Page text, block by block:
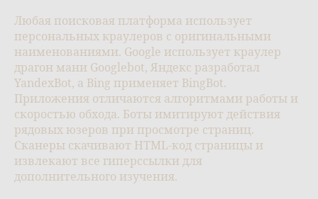
Любая поисковая платформа использует
персональных краулеров с оригинальными
наименованиями. Google использует краулер
драгон мани Googlebot, Яндекс разработал
YandexBot, а Bing применяет BingBot.
Приложения отличаются алгоритмами работы и
скоростью обхода. Боты имитируют действия
рядовых юзеров при просмотре страниц.
Сканеры скачивают HTML-код страницы и
извлекают все гиперссылки для
дополнительного изучения.